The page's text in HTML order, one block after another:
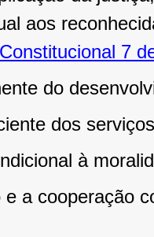
aos
7
do
dos
à
e a cooperação